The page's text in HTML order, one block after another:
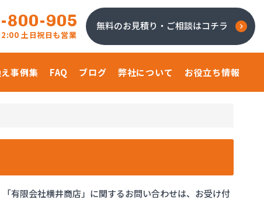
800-905
土日祝日も営業
無料のお見積り・ご相談はコチラ
事例集 FAQ ブログ 弊社について お役立ち情報
有限会社横井商店」に関するお問い合わせは、お受け付